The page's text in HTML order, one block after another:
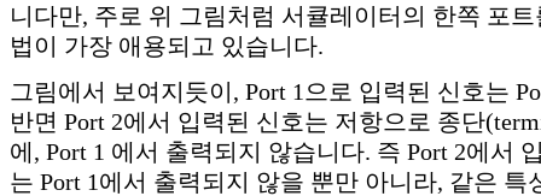
니다만, 주로 위 그림처럼 서큘레이터의 한쪽 포
법이 가장 애용되고 있습니다.
그림에서 보여지듯이, Port 1으로 입력된 신호는
반면 Port 2에서 입력된 신호는 저항으로 종단
에, Port 1 에서 출력되지 않습니다. 즉 Port 2에서
는 Port 1에서 출력되지 않을 뿐만 아니라, 같은 특